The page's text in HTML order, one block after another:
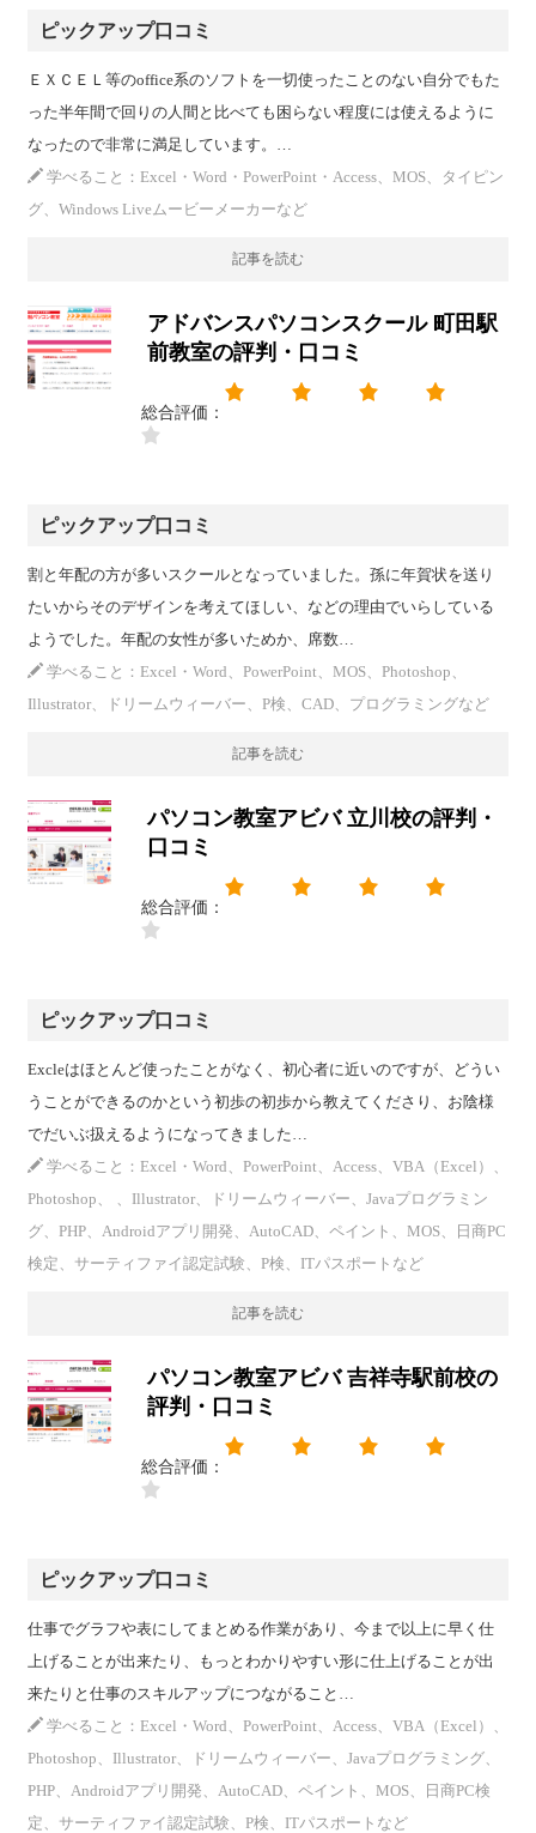
ピックアップ口コミ
ＥＸＣＥＬ等のoffice系のソフトを一切使ったことのない自分でもた
った半年間で回りの人間と比べても困らない程度には使えるように
なったので非常に満足しています。…
学べること：Excel・Word・PowerPoint・Access、MOS、タイピン
グ、Windows Liveムービーメーカーなど
記事を読む
アドバンスパソコンスクール 町田駅
前教室の評判・口コミ
総合評価：
ピックアップ口コミ
割と年配の方が多いスクールとなっていました。孫に年賀状を送り
たいからそのデザインを考えてほしい、などの理由でいらしている
ようでした。年配の女性が多いためか、席数…
学べること：Excel・Word、PowerPoint、MOS、Photoshop、
Illustrator、ドリームウィーバー、P検、CAD、プログラミングなど
記事を読む
パソコン教室アビバ 立川校の評判・
口コミ
総合評価：
ピックアップ口コミ
Excleはほとんど使ったことがなく、初心者に近いのですが、どうい
うことができるのかという初歩の初歩から教えてくださり、お陰様
でだいぶ扱えるようになってきました…
学べること：Excel・Word、PowerPoint、Access、VBA（Excel）、
Photoshop、 、Illustrator、ドリームウィーバー、Javaプログラミン
グ、PHP、Androidアプリ開発、AutoCAD、ペイント、MOS、日商PC
検定、サーティファイ認定試験、P検、ITパスポートなど
記事を読む
パソコン教室アビバ 吉祥寺駅前校の
評判・口コミ
総合評価：
ピックアップ口コミ
仕事でグラフや表にしてまとめる作業があり、今まで以上に早く仕
上げることが出来たり、もっとわかりやすい形に仕上げることが出
来たりと仕事のスキルアップにつながること…
学べること：Excel・Word、PowerPoint、Access、VBA（Excel）、
Photoshop、Illustrator、ドリームウィーバー、Javaプログラミング、
PHP、Androidアプリ開発、AutoCAD、ペイント、MOS、日商PC検
定、サーティファイ認定試験、P検、ITパスポートなど